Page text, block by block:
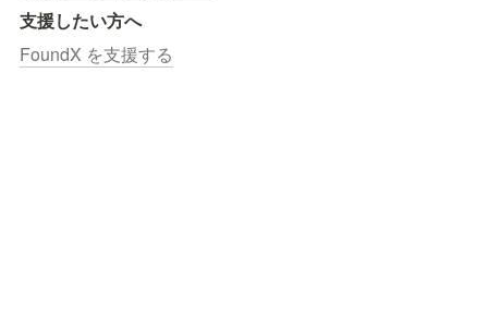
支援したい方へ
FoundX を支援する